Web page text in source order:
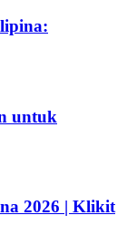
untuk
2026 | Klikit